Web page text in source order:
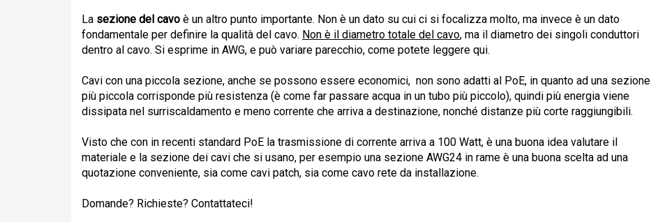
La sezione del cavo è un altro punto importante. Non è un dato su cui ci si focalizza molto, ma invece è un dato
fondamentale per definire la qualità del cavo. Non è il diametro totale del cavo, ma il diametro dei singoli conduttori
dentro al cavo. Si esprime in AWG, e può variare parecchio, come potete leggere qui.
Cavi con una piccola sezione, anche se possono essere economici, non sono adatti al PoE, in quanto ad una sezione
più piccola corrisponde più resistenza (è come far passare acqua in un tubo più piccolo), quindi più energia viene
dissipata nel surriscaldamento e meno corrente che arriva a destinazione, nonché distanze più corte raggiungibili.
Visto che con in recenti standard PoE la trasmissione di corrente arriva a 100 Watt, è una buona idea valutare il
materiale e la sezione dei cavi che si usano, per esempio una sezione AWG24 in rame è una buona scelta ad una
quotazione conveniente, sia come cavi patch, sia come cavo rete da installazione.
Domande? Richieste? Contattateci!